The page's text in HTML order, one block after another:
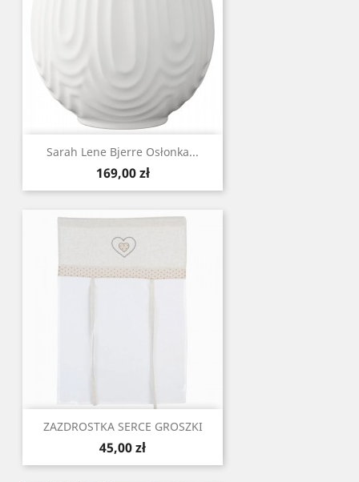
Sarah Lene Bjerre Osłonka...
Cena
169,00 zł
ZAZDROSTKA SERCE GROSZKI
Cena
45,00 zł